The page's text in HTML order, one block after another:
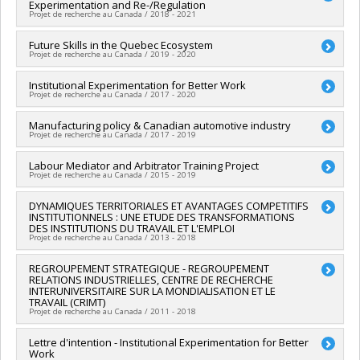
Funding sources: SPIIE/Secrétariat des programmes
interorganismes à l’intention des établissements
Experimentation and Re-/Regulation
Projet de recherche au Canada / 2018 - 2021
Lead researcher : Gregor Murray
Funding sources: CRSH/Conseil de recherches en sciences
humaines du Canada
Grant programs:PV152160-Subvention Connexion
Future Skills in the Quebec Ecosystem
Projet de recherche au Canada / 2019 - 2020
Lead researcher :Christian Lévesque
Co-researchers : Gregor Murray
Funding sources:Emploi et Développement social Canada
Grant programs:
Institutional Experimentation for Better Work
Projet de recherche au Canada / 2017 - 2020
Lead researcher : Gregor Murray
Funding sources: FCI/Fondation canadienne pour l'innovation
Grant programs:PVXXXXXX-Fonds des leaders
Manufacturing policy & Canadian automotive industry
Projet de recherche au Canada / 2017 - 2019
Lead researcher :Charlotte Yates
Co-researchers : Gregor Murray
Funding sources:CRSH/Conseil de recherches en sciences
humaines du Canada
Grant programs:
Labour Mediator and Arbitrator Training Project
Projet de recherche au Canada / 2015 - 2019
Lead researcher :Gregor Murray
Co-researchers : Jean Charest
Funding sources:RHDC/Ressources humaines et
Développement des compétences Canada
Grant programs:
DYNAMIQUES TERRITORIALES ET AVANTAGES COMPETITIFS
INSTITUTIONNELS : UNE ETUDE DES TRANSFORMATIONS
DES INSTITUTIONS DU TRAVAIL ET L'EMPLOI
Projet de recherche au Canada / 2013 - 2018
Lead researcher :Gregor Murray
Co-researchers :Christian Lévesque
Funding sources:FRQSC/Fonds de recherche du Québec -
Société et culture (FQRSC)
Grant programs:PVXXXXXX-(SE) Programme Soutien aux
équipes de recherche - Stade de développement :
Renouvellement
REGROUPEMENT STRATEGIQUE - REGROUPEMENT
RELATIONS INDUSTRIELLES, CENTRE DE RECHERCHE
INTERUNIVERSITAIRE SUR LA MONDIALISATION ET LE
TRAVAIL (CRIMT)
Projet de recherche au Canada / 2011 - 2018
Lead researcher : Gregor Murray
Co-researchers :
Gilles Trudeau,Jean Charest
Lettre d'intention - Institutional Experimentation for Better
Work